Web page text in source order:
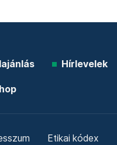
Hírlevelek
Etikai kódex